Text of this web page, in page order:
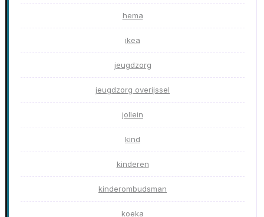
hema
ikea
jeugdzorg
jeugdzorg overijssel
jollein
kind
kinderen
kinderombudsman
koeka